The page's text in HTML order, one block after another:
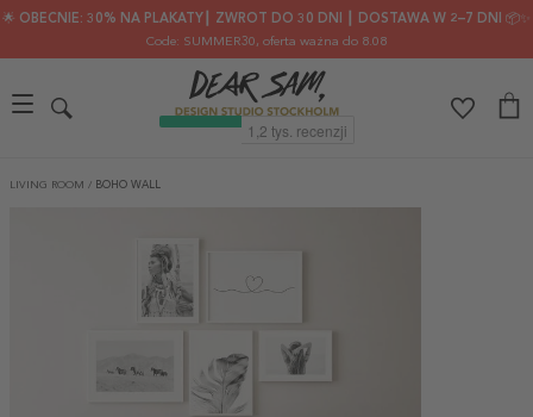
🌟 OBECNIE: 30% NA PLAKATY┃ ZWROT DO 30 DNI ┃ DOSTAWA W 2–7 DNI 📦✨
Code: SUMMER30, oferta ważna do 8.08
LIVING ROOM / BOHO WALL